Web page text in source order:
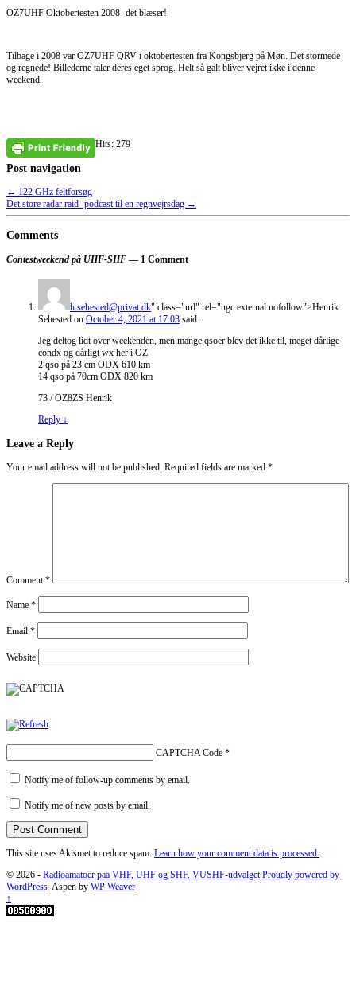
OZ7UHF Oktobertesten 2008 -det blæser!
Tilbage i 2008 var OZ7UHF QRV i oktobertesten fra Kongsbjerg på Møn. Det stormede
og regnede! Billederne taler deres eget sprog. Helt så galt bliver vejret ikke i denne
weekend.
Hits: 279
Post navigation
← 122 GHz feltforsøg
Det store radar raid -podcast til en regnvejrsdag →
Comments
Contestweekend på UHF-SHF — 1 Comment
h.sehested@privat.dk" class="url" rel="ugc external nofollow">Henrik
Sehested on October 4, 2021 at 17:03 said:
Jeg deltog lidt over weekenden, men mange qsoer blev det ikke til, meget dårlige
condx og dårligt wx her i OZ
2 qso på 23 cm ODX 610 km
14 qso på 70cm ODX 820 km
73 / OZ8ZS Henrik
Reply ↓
Leave a Reply
Your email address will not be published. Required fields are marked *
Comment*
Name *
Email *
Website
CAPTCHA Code *
Notify me of follow-up comments by email.
Notify me of new posts by email.
This site uses Akismet to reduce spam. Learn how your comment data is processed.
© 2026 - Radioamatoer paa VHF, UHF og SHF. VUSHF-udvalget Proudly powered by
WordPress Aspen by WP Weaver
↑